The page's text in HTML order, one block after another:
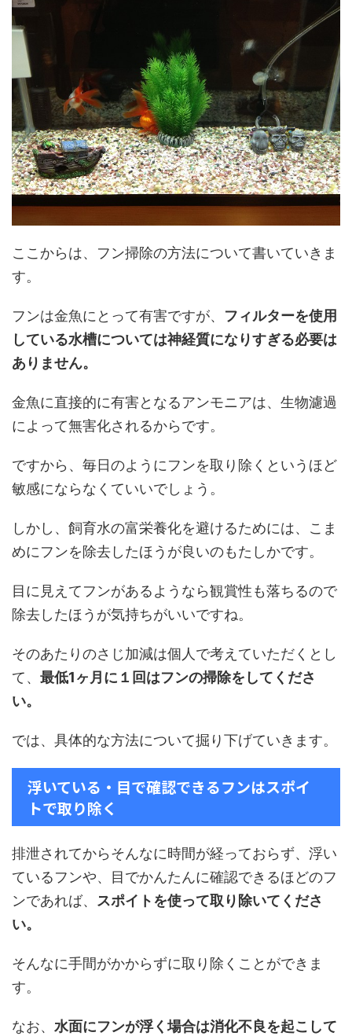
ここからは、フン掃除の方法について書いていきま
す。
フンは金魚にとって有害ですが、 フィルターを使用
している水槽については神経質になりすぎる必要は
ありません。
金魚に直接的に有害となるアンモニアは、生物濾過
によって無害化されるからです。
ですから、毎日のようにフンを取り除くというほど
敏感にならなくていいでしょう。
しかし、飼育水の富栄養化を避けるためには、こま
めにフンを除去したほうが良いのもたしかです。
目に見えてフンがあるようなら観賞性も落ちるので
除去したほうが気持ちがいいですね。
そのあたりのさじ加減は個人で考えていただくとし
て、 最低1ヶ月に１回はフンの掃除をしてくださ
い。
では、具体的な方法について掘り下げていきます。
浮いている・目で確認できるフンはスポイ
トで取り除く
排泄されてからそんなに時間が経っておらず、浮い
ているフンや、目でかんたんに確認できるほどのフ
ンであれば、 スポイトを使って取り除いてくださ
い。
そんなに手間がかからずに取り除くことができま
す。
なお、 水面にフンが浮く場合は消化不良を起こして